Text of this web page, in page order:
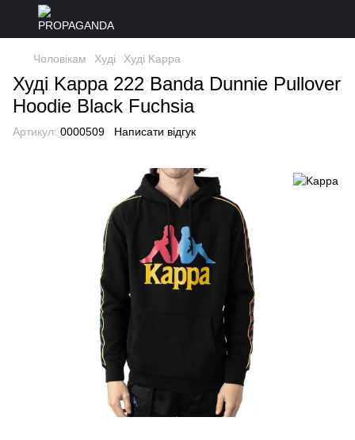
Чоловікам Худі Худі Kappa
Худі Kappa 222 Banda Dunnie Pullover
Hoodie Black Fuchsia
Артикул: 0000509 Написати відгук